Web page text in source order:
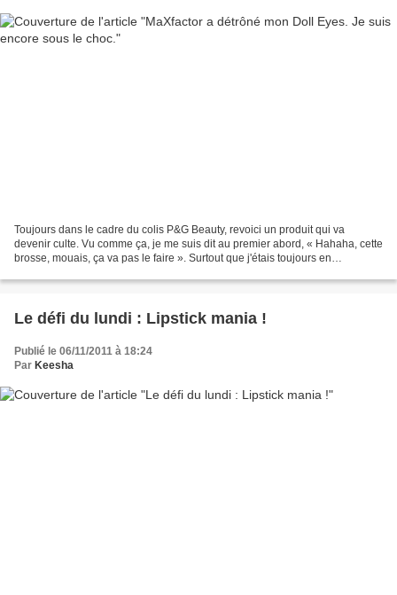
Toujours dans le cadre du colis P&G Beauty, revoici un produit qui va
devenir culte. Vu comme ça, je me suis dit au premier abord, « Hahaha, cette
brosse, mouais, ça va pas le faire ». Surtout que j'étais toujours en
Le défi du lundi : Lipstick mania !
Publié le 06/11/2011 à 18:24
Par Keesha